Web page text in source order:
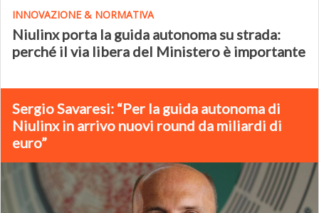
INNOVAZIONE & NORMATIVA
Niulinx porta la guida autonoma su strada:
perché il via libera del Ministero è importante
Sergio Savaresi: “Per la guida autonoma di
Niulinx in arrivo nuovi round da miliardi di
euro”